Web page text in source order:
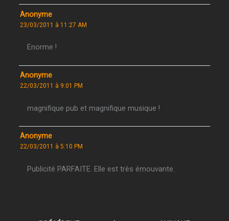
Anonyme
23/03/2011 à 11:27 AM
Enorme !
Anonyme
22/03/2011 à 9:01 PM
magnifique pub et magnifique musique !
Anonyme
22/03/2011 à 5:10 PM
Publicité PARFAITE. Elle est très émouvante.